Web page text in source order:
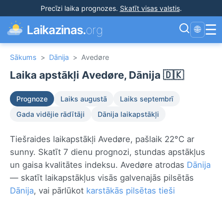
Precīzi laika prognozes. Skatīt visas valstis.
Laikazinas.org 🌐 ☰
Sākums > Dānija > Avedøre
Laika apstākļi Avedøre, Dānija 🇩🇰
Prognoze Laiks augustā
Laiks septembrī
Gada vidējie rādītāji
Dānija laikapstākļi
Tiešraides laikapstākļi Avedøre, pašlaik 22°C ar
sunny. Skatīt 7 dienu prognozi, stundas apstākļus
un gaisa kvalitātes indeksu. Avedøre atrodas Dānija
— skatīt laikapstākļus visās galvenajās pilsētās
Dānija, vai pārlūkot karstākās pilsētas tieši